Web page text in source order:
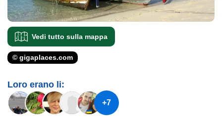
Vedi tutto sulla mappa
© gigaplaces.com
Loro erano li:
+7